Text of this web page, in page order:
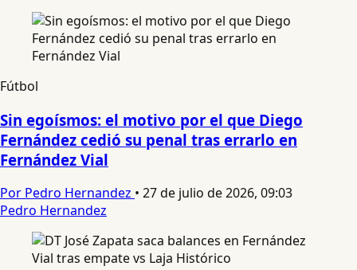
Fútbol
Sin egoísmos: el motivo por el que Diego
Fernández cedió su penal tras errarlo en
Fernández Vial
Por Pedro Hernandez • 27 de julio de 2026, 09:03
Pedro Hernandez